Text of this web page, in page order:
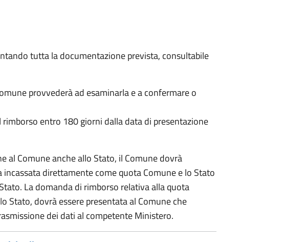
tutta la documentazione prevista, consultabile
provvederà ad esaminarla e a confermare o
entro 180 giorni dalla data di presentazione
al Comune anche allo Stato, il Comune dovrà
direttamente come quota Comune e lo Stato
La domanda di rimborso relativa alla quota
Stato, dovrà essere presentata al Comune che
dei dati al competente Ministero.